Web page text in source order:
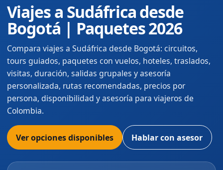
Viajes a Sudáfrica desde
Bogotá | Paquetes 2026
Compara viajes a Sudáfrica desde Bogotá: circuitos,
tours guiados, paquetes con vuelos, hoteles, traslados,
visitas, duración, salidas grupales y asesoría
personalizada, rutas recomendadas, precios por
persona, disponibilidad y asesoría para viajeros de
Colombia.
Ver opciones disponibles Hablar con asesor